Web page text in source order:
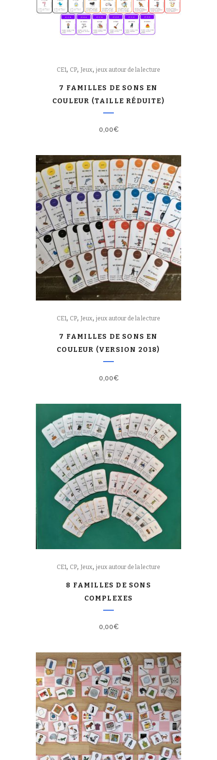
CE1, CP, Jeux, jeux autour de la lecture
7 FAMILLES DE SONS EN
COULEUR (TAILLE RÉDUITE)
0,00€
CE1, CP, Jeux, jeux autour de la lecture
7 FAMILLES DE SONS EN
COULEUR (VERSION 2018)
0,00€
CE1, CP, Jeux, jeux autour de la lecture
8 FAMILLES DE SONS
COMPLEXES
0,00€